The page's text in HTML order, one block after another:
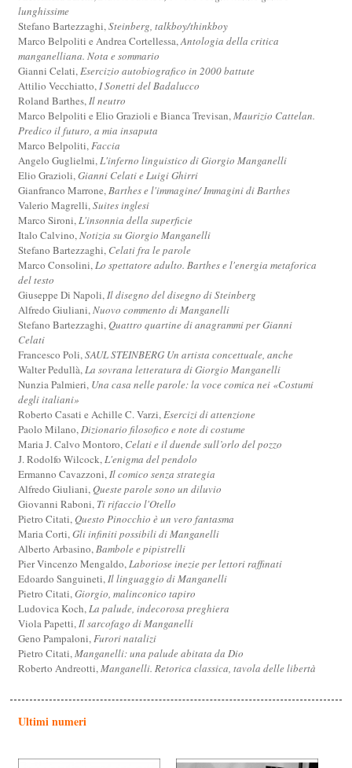
lunghissime
Stefano Bartezzaghi,Steinberg, talkboy/thinkboy
Marco Belpoliti e Andrea Cortellessa,Antologia della critica
manganelliana. Nota e sommario
Gianni Celati,Esercizio autobiografico in 2000 battute
Attilio Vecchiatto,I Sonetti del Badalucco
Roland Barthes,Il neutro
Marco Belpoliti e Elio Grazioli e Bianca Trevisan,Maurizio Cattelan.
Predico il futuro, a mia insaputa
Marco Belpoliti,Faccia
Angelo Guglielmi,L'inferno linguistico di Giorgio Manganelli
Elio Grazioli,Gianni Celati e Luigi Ghirri
Gianfranco Marrone,Barthes e l'immagine/ Immagini di Barthes
Valerio Magrelli,Suites inglesi
Marco Sironi,L'insonnia della superficie
Italo Calvino,Notizia su Giorgio Manganelli
Stefano Bartezzaghi, Celati fra le parole
Marco Consolini,Lo spettatore adulto. Barthes e l'energia metaforica
del testo
Giuseppe Di Napoli,Il disegno del disegno di Steinberg
Alfredo Giuliani,Nuovo commento di Manganelli
Stefano Bartezzaghi,Quattro quartine di anagrammi per Gianni
Celati
Francesco Poli,SAUL STEINBERG Un artista concettuale, anche
Walter Pedullà,La sovrana letteratura di Giorgio Manganelli
Nunzia Palmieri, Una casa nelle parole: la voce comica nei «Costumi
degli italiani»
Roberto Casati e Achille C. Varzi,Esercizi di attenzione
Paolo Milano,Dizionario filosofico e note di costume
Maria J. Calvo Montoro, Celati e il duende sull’orlo del pozzo
J. Rodolfo Wilcock,L'enigma del pendolo
Ermanno Cavazzoni,Il comico senza strategia
Alfredo Giuliani,Queste parole sono un diluvio
Giovanni Raboni, Ti rifaccio l'Otello
Pietro Citati,Questo Pinocchio è un vero fantasma
Maria Corti,Gli infiniti possibili di Manganelli
Alberto Arbasino,Bambole e pipistrelli
Pier Vincenzo Mengaldo,Laboriose inezie per lettori raffinati
Edoardo Sanguineti,Il linguaggio di Manganelli
Pietro Citati,Giorgio, malinconico tapiro
Ludovica Koch,La palude, indecorosa preghiera
Viola Papetti,Il sarcofago di Manganelli
Geno Pampaloni,Furori natalizi
Pietro Citati,Manganelli: una palude abitata da Dio
Roberto Andreotti,Manganelli. Retorica classica, tavola delle libertà
Ultimi numeri